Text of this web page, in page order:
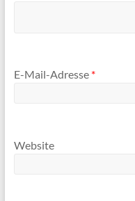
E-Mail-Adresse *
Website